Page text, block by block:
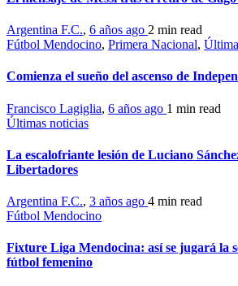
Argentina F.C., 6 años ago 2 min read
Fútbol Mendocino, Primera Nacional,
Comienza el sueño del ascenso de
Francisco Lagiglia, 6 años ago 1 min read
Últimas noticias
La escalofriante lesión de Luciano
Libertadores
Argentina F.C., 3 años ago 4 min read
Fútbol Mendocino
Fixture Liga Mendocina: así se jugará la
fútbol femenino